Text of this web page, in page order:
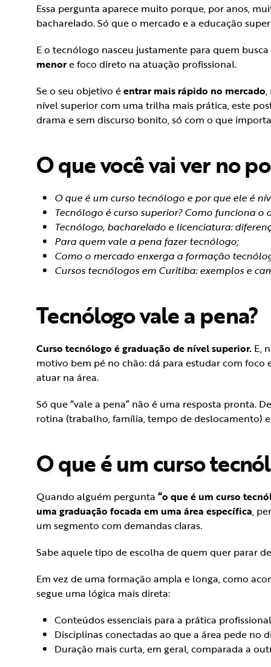
Essa pergunta aparece muito porque, por anos,
bacharelado. Só que o mercado e a educação
E o tecnólogo nasceu justamente para quem
menore foco direto na atuação profissional.
Se o seu objetivo éentrar mais rápido no mercado,
nível superior com uma trilha mais prática, este
drama e sem discurso bonito, só com o que
O que você vai ver no
O que é um curso tecnólogo e por que ele é
Tecnólogo é curso superior? Como funciona o
Tecnólogo, bacharelado e licenciatura:
Para quem vale a pena fazer tecnólogo;
Como o mercado enxerga a formação
Cursos tecnólogos em Curitiba: exemplos e
Tecnólogo vale a pena?
Curso tecnólogo é graduação de nível superior. E,
motivo bem pé no chão: dá para estudar com
atuar na área.
Só que “vale a pena” não é uma resposta pronta.
rotina (trabalho, família, tempo de deslocamento)
O que é um curso
Quando alguém pergunta “o que é um curso
uma graduação focada em uma área específica,
um segmento com demandas claras.
Sabe aquele tipo de escolha de quem quer parar
Em vez de uma formação ampla e longa, como
segue uma lógica mais direta:
Conteúdos essenciais para a prática
Disciplinas conectadas ao que a área pede no
Duração mais curta, em geral, comparada a